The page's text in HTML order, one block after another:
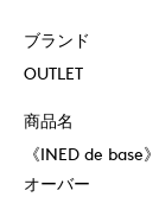
ブランド
OUTLET
商品名
《INED de base
オーバー